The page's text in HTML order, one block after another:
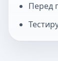
Перед